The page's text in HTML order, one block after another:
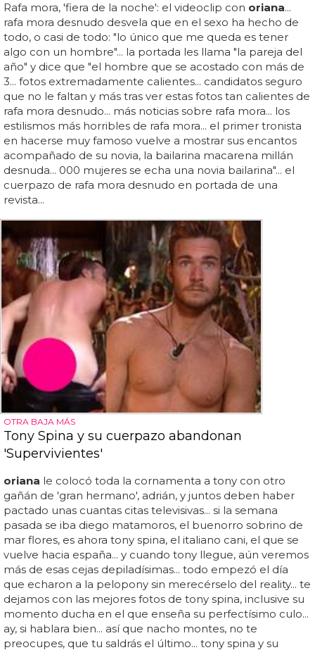
Rafa mora, 'fiera de la noche': el videoclip con oriana...
rafa mora desnudo desvela que en el sexo ha hecho de
todo, o casi de todo: "lo único que me queda es tener
algo con un hombre"... la portada les llama "la pareja del
año" y dice que "el hombre que se acostado con más de
3... fotos extremadamente calientes... candidatos seguro
que no le faltan y más tras ver estas fotos tan calientes de
rafa mora desnudo... más noticias sobre rafa mora... los
estilismos más horribles de rafa mora... el primer tronista
en hacerse muy famoso vuelve a mostrar sus encantos
acompañado de su novia, la bailarina macarena millán
desnuda... 000 mujeres se echa una novia bailarina"... el
cuerpazo de rafa mora desnudo en portada de una
revista...
OTRA BAJA MÁS
Tony Spina y su cuerpazo abandonan
'Supervivientes'
oriana le colocó toda la cornamenta a tony con otro
gañán de 'gran hermano', adrián, y juntos deben haber
pactado unas cuantas citas televisivas... si la semana
pasada se iba diego matamoros, el buenorro sobrino de
mar flores, es ahora tony spina, el italiano cani, el que se
vuelve hacia españa... y cuando tony llegue, aún veremos
más de esas cejas depiladísimas... todo empezó el día
que echaron a la pelopony sin merecérselo del reality... te
dejamos con las mejores fotos de tony spina, inclusive su
momento ducha en el que enseña su perfectísimo culo...
ay, si hablara bien... así que nacho montes, no te
preocupes, que tu saldrás el último... tony spina y su